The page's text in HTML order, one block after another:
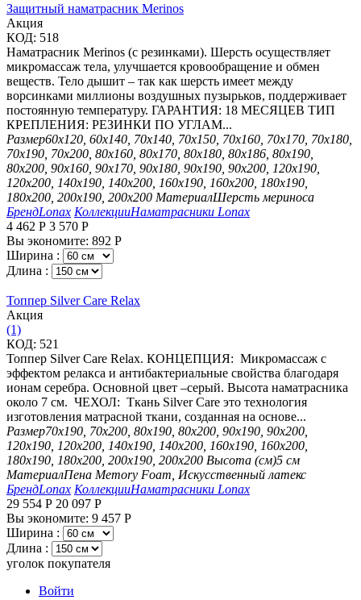
Защитный наматрасник Merinos
Aкция
КОД: 518
Наматрасник Merinos (с резинками). Шерсть осуществляет
микромассаж тела, улучшается кровообращение и обмен
веществ. Тело дышит – так как шерсть имеет между
ворсинками миллионы воздушных пузырьков, поддерживает
постоянную температуру. ГАРАНТИЯ: 18 МЕСЯЦЕВ ТИП
КРЕПЛЕНИЯ: РЕЗИНКИ ПО УГЛАМ...
Размер60х120, 60х140, 70х140, 70х150, 70х160, 70х170, 70х180,
70х190, 70х200, 80х160, 80х170, 80х180, 80х186, 80х190,
80х200, 90х160, 90х170, 90х180, 90х190, 90х200, 120х190,
120х200, 140х190, 140х200, 160х190, 160х200, 180х190,
180х200, 200х190, 200х200 МатериалШерсть мериноса
БрендLonax КоллекцииНаматрасники Lonax
4 462 Р 3 570 Р
Вы экономите: 892 Р
Ширина :
Длина :
Топпер Silver Care Relax
Aкция
(1)
КОД: 521
Топпер Silver Care Relax. КОНЦЕПЦИЯ: Микромассаж с
эффектом релакса и антибактериальные свойства благодаря
ионам серебра. Основной цвет –серый. Высота наматрасника
около 7 см. ЧЕХОЛ: Ткань Silver Care это технология
изготовления матрасной ткани, созданная на основе...
Размер70х190, 70х200, 80х190, 80х200, 90х190, 90х200,
120х190, 120х200, 140х190, 140х200, 160х190, 160х200,
180х190, 180х200, 200х190, 200х200 Высота (см)5 см
МатериалПена Memory Foam, Искусственный латекс
БрендLonax КоллекцииНаматрасники Lonax
29 554 Р 20 097 Р
Вы экономите: 9 457 Р
Ширина :
Длина :
уголок покупателя
Войти